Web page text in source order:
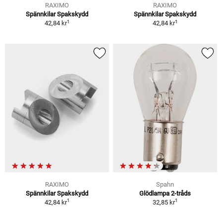
RAXIMO
Spännkilar Spakskydd
42,84 kr1
RAXIMO
Spännkilar Spakskydd
42,84 kr1
RAXIMO
Spännkilar Spakskydd
42,84 kr1
Spahn
Glödlampa 2-tråds
32,85 kr1